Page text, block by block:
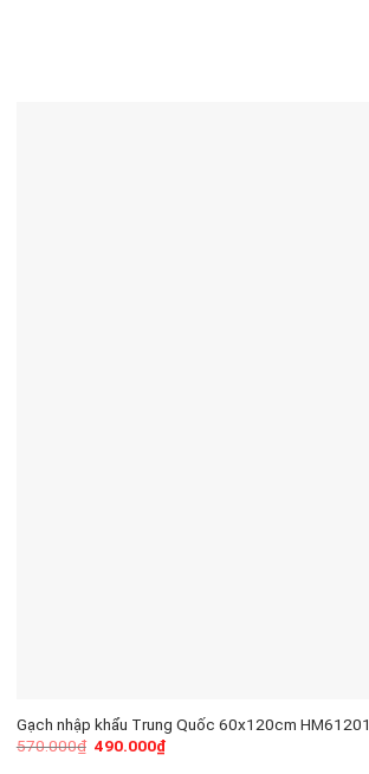
Gạch nhập khẩu Trung Quốc 60x120cm HM61201
570.000₫ 490.000₫